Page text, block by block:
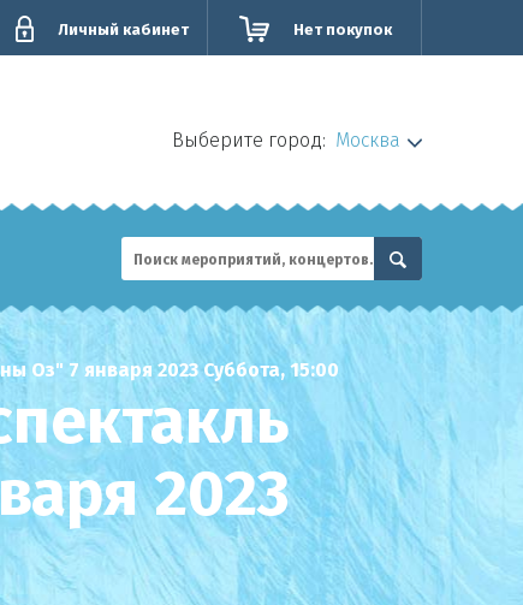
Личный кабинет Нет покупок
Выберите город: Москва
Оз" 7 января 2023 Суббота, 15:00
2023